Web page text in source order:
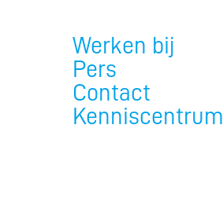
Werken bij
Pers
Contact
Kenniscentrum